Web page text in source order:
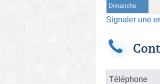
Dimanche
Signaler une
Téléphone